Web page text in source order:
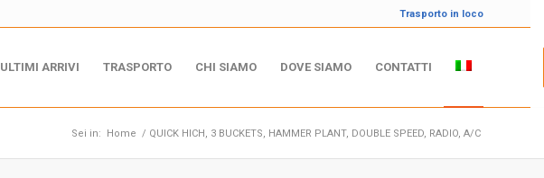
Trasporto in loco
ULTIMI ARRIVI TRASPORTO CHI SIAMO DOVE SIAMO CONTATTI
Sei in: Home / QUICK HICH, 3 BUCKETS, HAMMER PLANT, DOUBLE SPEED, RADIO, A/C